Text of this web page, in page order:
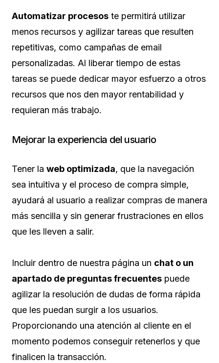
Automatizar procesos te permitirá utilizar
menos recursos y agilizar tareas que resulten
repetitivas, como campañas de email
personalizadas. Al liberar tiempo de estas
tareas se puede dedicar mayor esfuerzo a otros
recursos que nos den mayor rentabilidad y
requieran más trabajo.
Mejorar la experiencia del usuario
Tener la web optimizada, que la navegación
sea intuitiva y el proceso de compra simple,
ayudará al usuario a realizar compras de manera
más sencilla y sin generar frustraciones en ellos
que les lleven a salir.
Incluir dentro de nuestra página un chat o un
apartado de preguntas frecuentes puede
agilizar la resolución de dudas de forma rápida
que les puedan surgir a los usuarios.
Proporcionando una atención al cliente en el
momento podemos conseguir retenerlos y que
finalicen la transacción.